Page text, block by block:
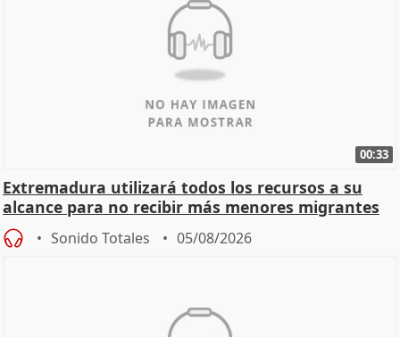
00:33
Extremadura utilizará todos los recursos a su
alcance para no recibir más menores migrantes
Sonido Totales 05/08/2026